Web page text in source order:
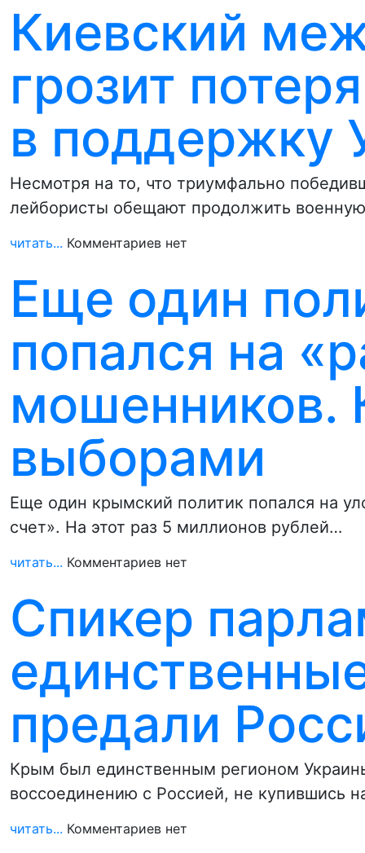
Киевский
грозит
в поддержку
Несмотря на то, что триумфально
лейбористы обещают продолжить
читать... Комментариев нет
Еще один
попался на
мошенников.
выборами
Еще один крымский политик попался на
счет». На этот раз 5 миллионов рублей…
читать... Комментариев нет
Спикер
предали
Крым был единственным регионом
воссоединению с Россией, не купившись
читать... Комментариев нет